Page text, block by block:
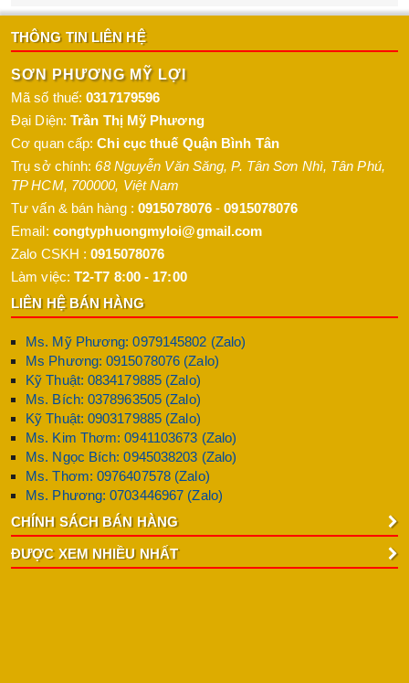
THÔNG TIN LIÊN HỆ
SƠN PHƯƠNG MỸ LỢI
Mã số thuế:0317179596
Đại Diện: Trần Thị Mỹ Phương
Cơ quan cấp:Chi cục thuế Quận Bình Tân
Trụ sở chính:68 Nguyễn Văn Săng, P. Tân Sơn Nhì, Tân Phú,
TP HCM, 700000, Việt Nam
Tư vấn & bán hàng : 0915078076 -0915078076
Email: congtyphuongmyloi@gmail.com
Zalo CSKH :0915078076
Làm việc: T2-T7 8:00 - 17:00
LIÊN HỆ BÁN HÀNG
Ms. Mỹ Phương: 0979145802 (Zalo)
Ms Phương: 0915078076 (Zalo)
Kỹ Thuật: 0834179885 (Zalo)
Ms. Bích: 0378963505 (Zalo)
Kỹ Thuật: 0903179885 (Zalo)
Ms. Kim Thơm: 0941103673 (Zalo)
Ms. Ngọc Bích: 0945038203 (Zalo)
Ms. Thơm: 0976407578 (Zalo)
Ms. Phương: 0703446967 (Zalo)
CHÍNH SÁCH BÁN HÀNG
ĐƯỢC XEM NHIỀU NHẤT